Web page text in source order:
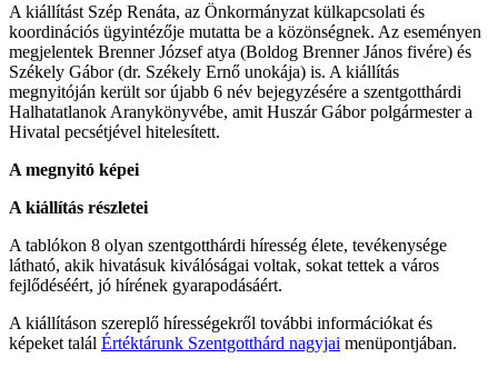
A kiállítást Szép Renáta, az Önkormányzat külkapcsolati és
koordinációs ügyintézője mutatta be a közönségnek. Az eseményen
megjelentek Brenner József atya (Boldog Brenner János fivére) és
Székely Gábor (dr. Székely Ernő unokája) is. A kiállítás
megnyitóján került sor újabb 6 név bejegyzésére a szentgotthárdi
Halhatatlanok Aranykönyvébe, amit Huszár Gábor polgármester a
Hivatal pecsétjével hitelesített.
A megnyitó képei
A kiállítás részletei
A tablókon 8 olyan szentgotthárdi híresség élete, tevékenysége
látható, akik hivatásuk kiválóságai voltak, sokat tettek a város
fejlődéséért, jó hírének gyarapodásáért.
A kiállításon szereplő hírességekről további információkat és
képeket talál Értéktárunk Szentgotthárd nagyjai menüpontjában.